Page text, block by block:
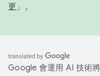
更 」。
Google 會運用 AI 技術